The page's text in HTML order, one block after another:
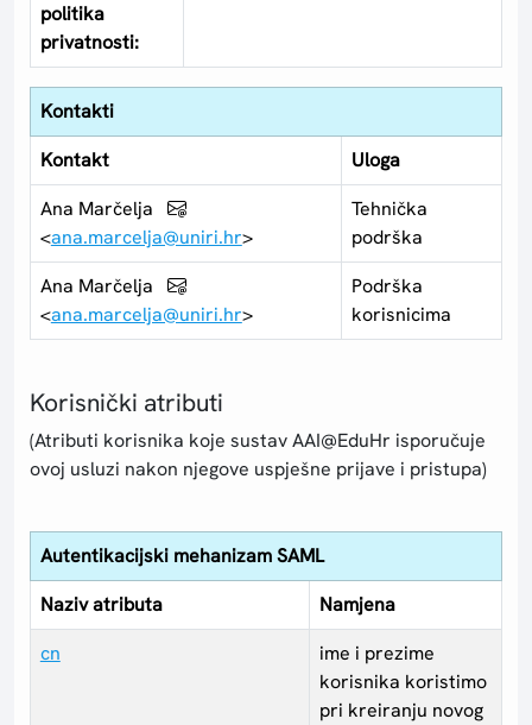
politika
privatnosti:
Kontakti
Kontakt
Uloga
Ana Marčelja
<ana.marcelja@uniri.hr>
Tehnička
podrška
Ana Marčelja
<ana.marcelja@uniri.hr>
Podrška
korisnicima
Korisnički atributi
(Atributi korisnika koje sustav AAI@EduHr isporučuje
ovoj usluzi nakon njegove uspješne prijave i pristupa)
Autentikacijski mehanizam SAML
Naziv atributa
Namjena
cn
ime i prezime
korisnika koristimo
pri kreiranju novog